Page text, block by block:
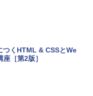
めに設計、Liquid Ret
15.6 16インチ パソコ
】 ロブロックス | オン
ド - 2,000 Robux 【限
】 ロブロックス | オン
つくHTML & CSSとWe
［第2版］